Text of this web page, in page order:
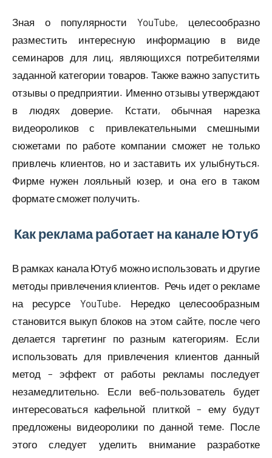
Зная о популярности YouTube, целесообразно
разместить интересную информацию в виде
семинаров для лиц, являющихся потребителями
заданной категории товаров. Также важно запустить
отзывы о предприятии. Именно отзывы утверждают
в людях доверие. Кстати, обычная нарезка
видеороликов с привлекательными смешными
сюжетами по работе компании сможет не только
привлечь клиентов, но и заставить их улыбнуться.
Фирме нужен лояльный юзер, и она его в таком
формате сможет получить.
Как реклама работает на канале Ютуб
В рамках канала Ютуб можно использовать и другие
методы привлечения клиентов. Речь идет о рекламе
на ресурсе YouTube. Нередко целесообразным
становится выкуп блоков на этом сайте, после чего
делается таргетинг по разным категориям. Если
использовать для привлечения клиентов данный
метод – эффект от работы рекламы последует
незамедлительно. Если веб-пользователь будет
интересоваться кафельной плиткой – ему будут
предложены видеоролики по данной теме. После
этого следует уделить внимание разработке